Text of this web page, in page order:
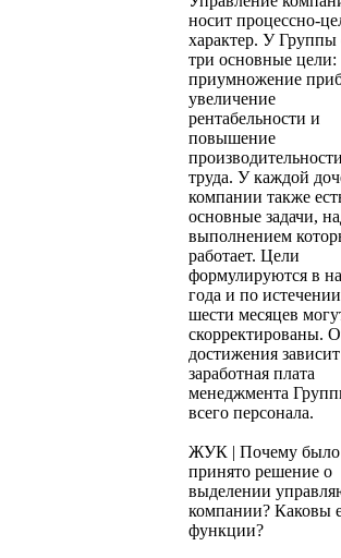
носит процессно-
характер. У Группы
три основные цели:
приумножение
увеличение
рентабельности и
повышение
производительности
труда. У каждой
компании также
основные задачи,
выполнением
работает. Цели
формулируются в
года и по истечении
шести месяцев
скорректированы.
достижения зависит
заработная плата
менеджмента
всего персонала.
ЖУК | Почему было
принято решение о
выделении
компании? Каковы
функции?